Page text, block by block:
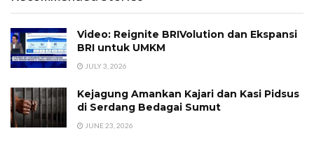
Video: Reignite BRIVolution dan Ekspansi
BRI untuk UMKM
JULY 3, 2026
Kejagung Amankan Kajari dan Kasi Pidsus
di Serdang Bedagai Sumut
JUNE 23, 2026